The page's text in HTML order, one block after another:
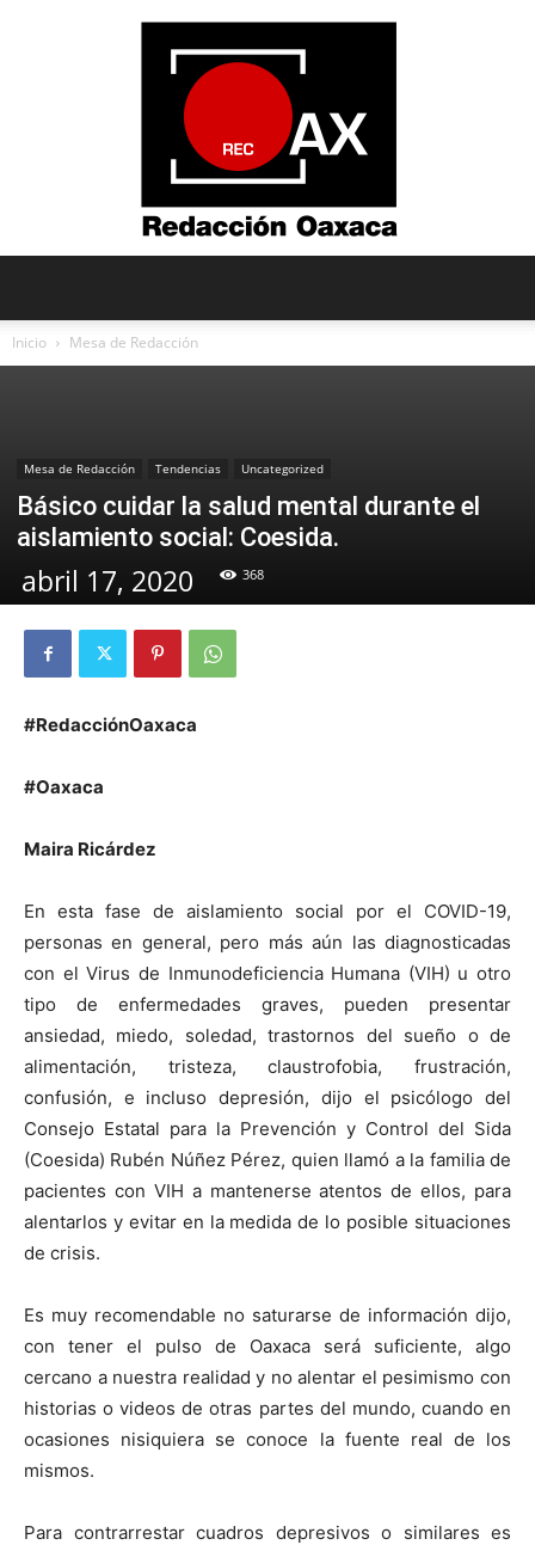
Inicio Mesa de Redacción
Mesa de Redacción Tendencias Uncategorized
Básico cuidar la salud mental durante el
aislamiento social: Coesida.
abril 17, 2020 368
#RedacciónOaxaca
#Oaxaca
Maira Ricárdez
En esta fase de aislamiento social por el COVID-19,
personas en general, pero más aún las diagnosticadas
con el Virus de Inmunodeficiencia Humana (VIH) u otro
tipo de enfermedades graves, pueden presentar
ansiedad, miedo, soledad, trastornos del sueño o de
alimentación, tristeza, claustrofobia, frustración,
confusión, e incluso depresión, dijo el psicólogo del
Consejo Estatal para la Prevención y Control del Sida
(Coesida) Rubén Núñez Pérez, quien llamó a la familia de
pacientes con VIH a mantenerse atentos de ellos, para
alentarlos y evitar en la medida de lo posible situaciones
de crisis.
Es muy recomendable no saturarse de información dijo,
con tener el pulso de Oaxaca será suficiente, algo
cercano a nuestra realidad y no alentar el pesimismo con
historias o videos de otras partes del mundo, cuando en
ocasiones nisiquiera se conoce la fuente real de los
mismos.
Para contrarrestar cuadros depresivos o similares es